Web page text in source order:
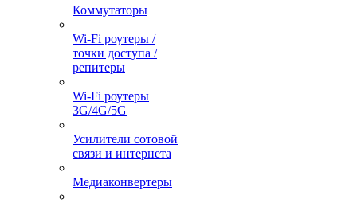
Коммутаторы
Wi-Fi роутеры /
точки доступа /
репитеры
Wi-Fi роутеры
3G/4G/5G
Усилители сотовой
связи и интернета
Медиаконвертеры